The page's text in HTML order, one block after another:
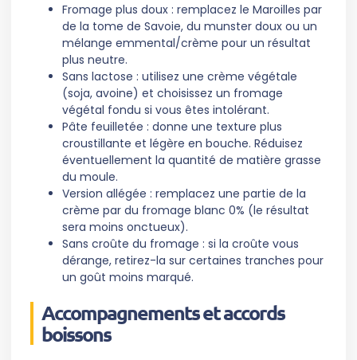
Fromage plus doux : remplacez le Maroilles par
de la tome de Savoie, du munster doux ou un
mélange emmental/crème pour un résultat
plus neutre.
Sans lactose : utilisez une crème végétale
(soja, avoine) et choisissez un fromage
végétal fondu si vous êtes intolérant.
Pâte feuilletée : donne une texture plus
croustillante et légère en bouche. Réduisez
éventuellement la quantité de matière grasse
du moule.
Version allégée : remplacez une partie de la
crème par du fromage blanc 0% (le résultat
sera moins onctueux).
Sans croûte du fromage : si la croûte vous
dérange, retirez-la sur certaines tranches pour
un goût moins marqué.
Accompagnements et accords
boissons